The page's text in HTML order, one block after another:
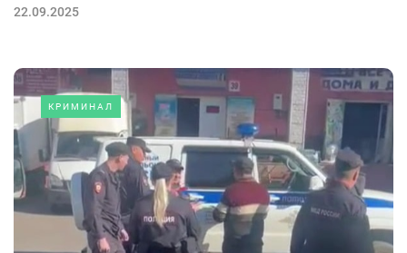
22.09.2025
КРИМИНАЛ